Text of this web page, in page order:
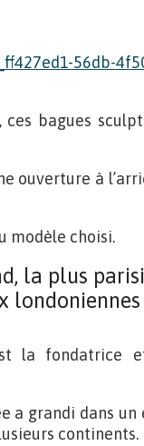
bagues
ouverture à
modèle choisi.
la plus
londoniennes
la fondatrice
a grandi dans
continents.